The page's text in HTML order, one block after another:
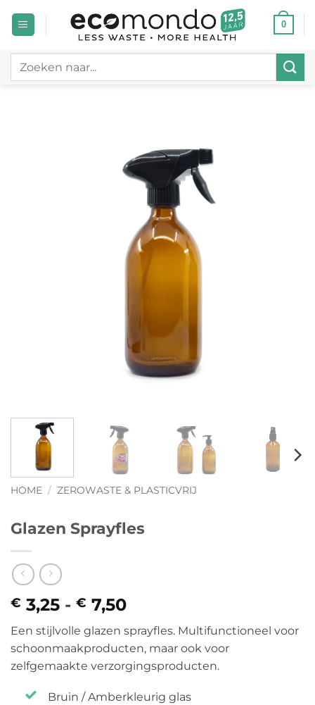
naar
0
Zoeken
HOME / ZEROWASTE & PLASTICVRIJ
Glazen Sprayfles
€ 3,25 - € 7,50
€ 3,25
tot
€ 7,50
Een stijlvolle glazen sprayfles. Multifunctioneel voor
schoonmaakproducten, maar ook voor
zelfgemaakte verzorgingsproducten.
Bruin / Amberkleurig glas